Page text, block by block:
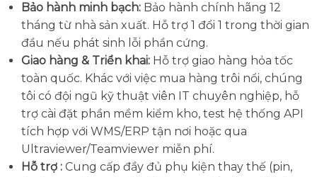
Bảo hành minh bạch: Bảo hành chính hãng 12
tháng từ nhà sản xuất. Hỗ trợ 1 đổi 1 trong thời gian
đầu nếu phát sinh lỗi phần cứng.
Giao hàng & Triển khai: Hỗ trợ giao hàng hỏa tốc
toàn quốc. Khác với việc mua hàng trôi nổi, chúng
tôi có đội ngũ kỹ thuật viên IT chuyên nghiệp, hỗ
trợ cài đặt phần mềm kiểm kho, test hệ thống API
tích hợp với WMS/ERP tận nơi hoặc qua
Ultraviewer/Teamviewer miễn phí.
Hỗ trợ : Cung cấp đầy đủ phụ kiện thay thế (pin,